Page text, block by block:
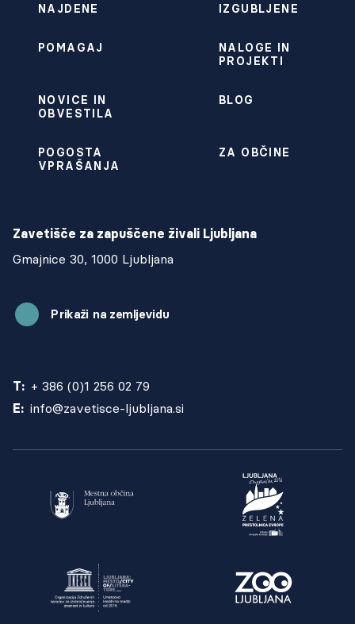
NAJDENE IZGUBLJENE
POMAGAJ
NALOGE IN
PROJEKTI
NOVICE IN
OBVESTILA
BLOG
POGOSTA
VPRAŠANJA
ZA OBČINE
Zavetišče za zapuščene živali Ljubljana
Gmajnice 30, 1000 Ljubljana
Prikaži na zemljevidu
T: + 386 (0)1 256 02 79
E: info@zavetisce-ljubljana.si